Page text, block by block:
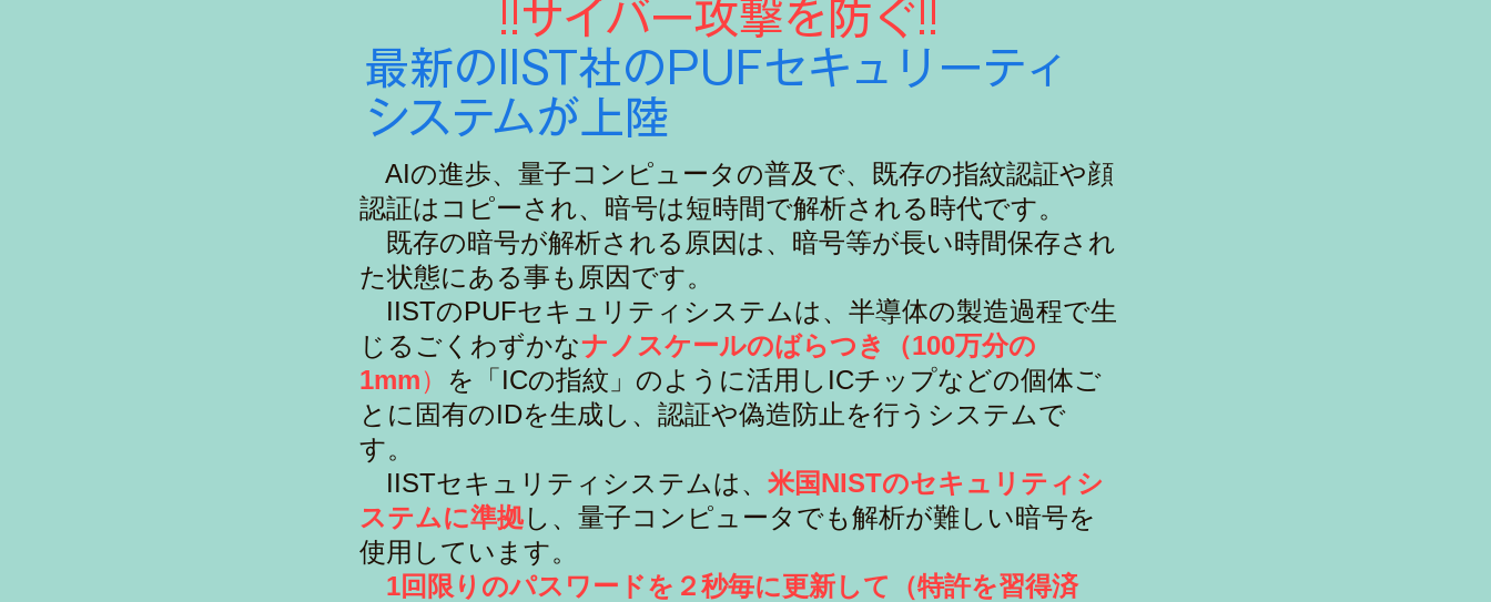
!!サイバー攻撃を防ぐ!!
最新のIIST社のPUFセキュリーティ
システムが上陸
AIの進歩、量子コンピュータの​普及で、既存の指紋認証や顔
認証はコピーされ、暗号は短時間で解析される時代です。
既存の暗号が解析される原因は、暗号等が長い時間保存され
た状態にある事も原因です。
IISTのPUFセキュリティシステムは、半導体の製造過程で生
じるごくわずかなナノスケールのばらつき（100万分の
1mm） を「ICの指紋」のように活用しICチップなどの個体ご
とに固有のIDを生成し、認証や偽造防止を行うシステムで
す。
IISTセキュリティシステムは、 米国NISTのセキュリティシ
ステムに準拠し、量子コンピュータでも解析が難しい暗号を
使用しています。
1回限りのパスワードを２秒毎に更新して（特許を習得済